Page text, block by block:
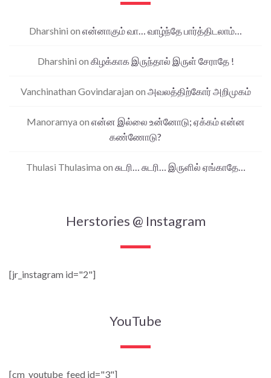
Dharshini on என்னாகும் வா… வாழ்ந்தே பார்த்திடலாம்…
Dharshini on கிழக்காக இருந்தால் இருள் சேராதே !
Vanchinathan Govindarajan on அவலத்திற்கோர் அறிமுகம்
Manoramya on என்ன இல்லை உன்னோடு; ஏக்கம் என்ன
கண்ணோடு?
Thulasi Thulasima on சுடரி… சுடரி… இருளில் ஏங்காதே…
Herstories @ Instagram
[jr_instagram id="2"]
YouTube
[cm_youtube_feed id="3"]